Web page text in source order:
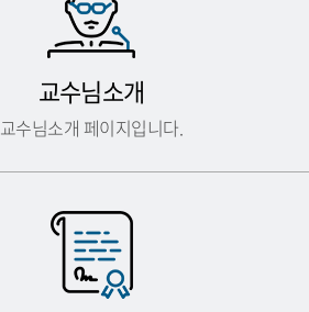
교수님소개
교수님소개 페이지입니다.